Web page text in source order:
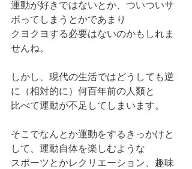
運動が好きではないとか、ついついサ
ボってしまうとかであまり
クヨクヨする必要はないのかもしれま
せんね。
しかし、現代の生活ではどうしても逆
に（相対的に）何百年前の人類と
比べて運動が不足してしまいます。
そこでなんとか運動をするきっかけと
して、運動自体を楽しむような
スポーツとかレクリエーション、趣味